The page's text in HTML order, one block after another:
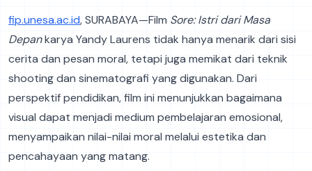
fip.unesa.ac.id, SURABAYA—Film Sore: Istri dari Masa
Depankarya Yandy Laurens tidak hanya menarik dari sisi
cerita dan pesan moral, tetapi juga memikat dari teknik
shooting dan sinematografi yang digunakan. Dari
perspektif pendidikan, film ini menunjukkan bagaimana
visual dapat menjadi medium pembelajaran emosional,
menyampaikan nilai-nilai moral melalui estetika dan
pencahayaan yang matang.